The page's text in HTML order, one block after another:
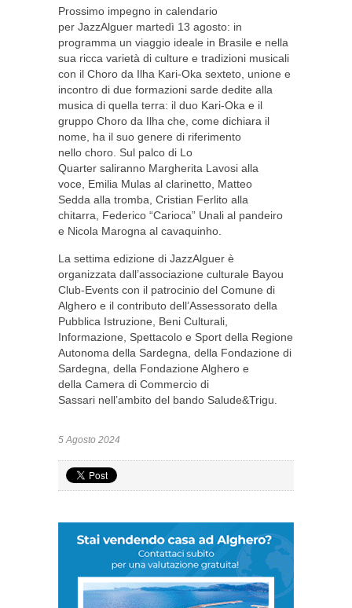
Prossimo impegno in calendario
per JazzAlguer martedì 13 agosto: in
programma un viaggio ideale in Brasile e nella
sua ricca varietà di culture e tradizioni musicali
con il Choro da Ilha Kari-Oka sexteto, unione e
incontro di due formazioni sarde dedite alla
musica di quella terra: il duo Kari-Oka e il
gruppo Choro da Ilha che, come dichiara il
nome, ha il suo genere di riferimento
nello choro. Sul palco di Lo
Quarter saliranno Margherita Lavosi alla
voce, Emilia Mulas al clarinetto, Matteo
Sedda alla tromba, Cristian Ferlito alla
chitarra, Federico “Carioca” Unali al pandeiro
e Nicola Marogna al cavaquinho.
La settima edizione di JazzAlguer è
organizzata dall’associazione culturale Bayou
Club-Events con il patrocinio del Comune di
Alghero e il contributo dell’Assessorato della
Pubblica Istruzione, Beni Culturali,
Informazione, Spettacolo e Sport della Regione
Autonoma della Sardegna, della Fondazione di
Sardegna, della Fondazione Alghero e
della Camera di Commercio di
Sassari nell’ambito del bando Salude&Trigu.
5 Agosto 2024